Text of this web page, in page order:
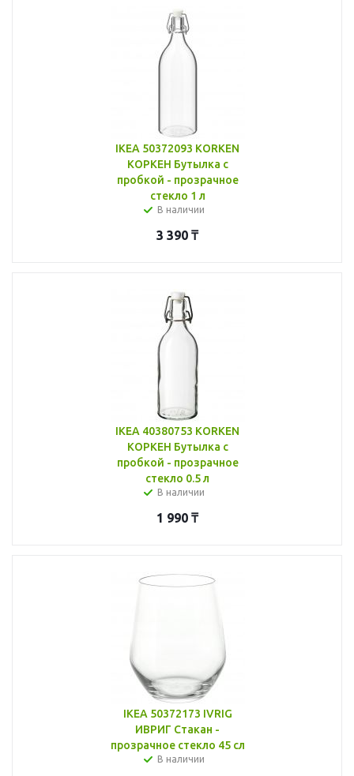
IKEA 50372093 KORKEN
КОРКЕН Бутылка с
пробкой - прозрачное
стекло 1 л
В наличии
3 390 ₸
IKEA 40380753 KORKEN
КОРКЕН Бутылка с
пробкой - прозрачное
стекло 0.5 л
В наличии
1 990 ₸
IKEA 50372173 IVRIG
ИВРИГ Стакан -
прозрачное стекло 45 сл
В наличии